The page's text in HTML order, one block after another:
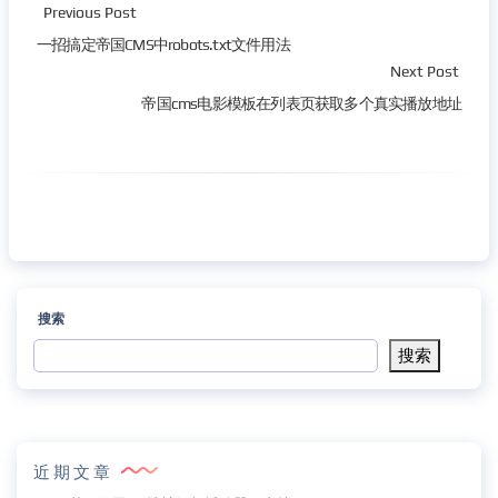
Previous Post
一招搞定帝国CMS中robots.txt文件用法
Next Post
帝国cms电影模板在列表页获取多个真实播放地址
搜索
搜索
近期文章